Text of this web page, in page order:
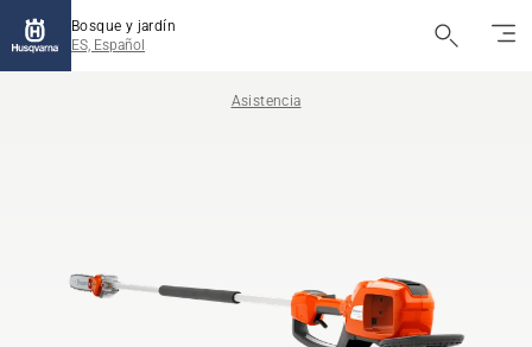
Bosque y jardín
ES, Español
Asistencia